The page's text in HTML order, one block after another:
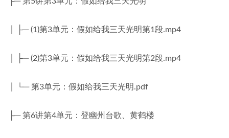
│ ├─ (1)第3单元：假如给我三天光明第1段.mp4
│ ├─ (2)第3单元：假如给我三天光明第2段.mp4
│ └─ 第3单元：假如给我三天光明.pdf
├─ 第6讲第4单元：登幽州台歌、黄鹤楼